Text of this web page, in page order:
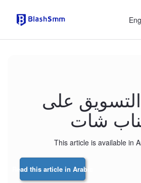
على
شات
This article is available in
Read this article in Arabic